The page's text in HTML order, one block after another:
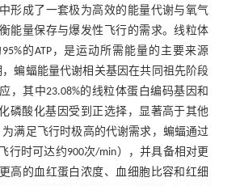
形成了一套极为高效的能量代谢与氧气
能量保存与爆发性飞行的需求。线粒体
的ATP，是运动所需能量的主要来源
蝙蝠能量代谢相关基因在共同祖先阶段
，其中23.08%的线粒体蛋白编码基因和
磷酸化基因受到正选择，显著高于其他
为满足飞行时极高的代谢需求，蝙蝠通过
行时可达约900次/min），并具备相对更
高的血红蛋白浓度、血细胞比容和红细